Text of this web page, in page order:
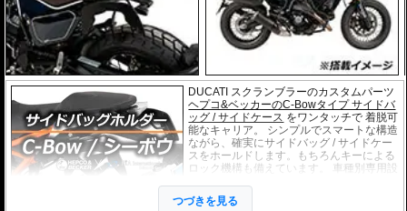
DUCATI スクランブラーのカスタムパーツ
ヘプコ&ベッカーのC-Bowタイプ サイドバ
ッグ / サイドケース をワンタッチで 着脱可
能なキャリア。 シンプルでスマートな構造
ながら、確実にサイドバッグ / サイドケー
スをホールドします。もちろんキーによる
ロック機構も備えています。 車種別専用設
つづきを見る